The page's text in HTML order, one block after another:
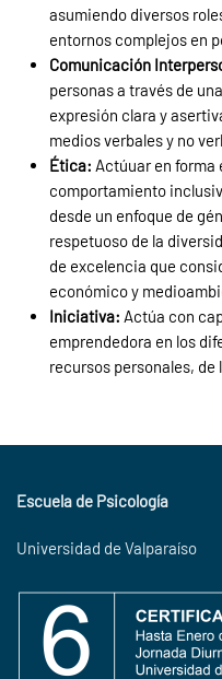
asumiendo diversos
entornos complejos en
Comunicación
personas a través de
expresión clara y
medios verbales y no
Ética: Actúuar en forma
comportamiento
desde un enfoque de
respetuoso de la
de excelencia que
económico y
Iniciativa: Actúa con
emprendedora en los
recursos personales,
Escuela de Psicología
Universidad de Valparaíso